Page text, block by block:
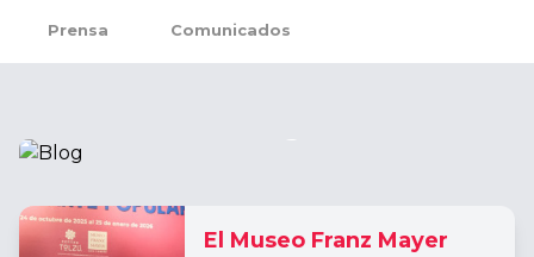
Prensa Comunicados
El Museo Franz Mayer